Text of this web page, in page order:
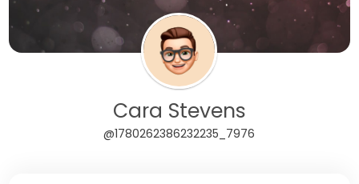
Cara Stevens
@1780262386232235_7976